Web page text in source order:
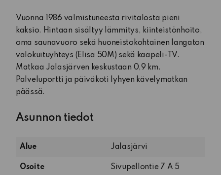
Vuonna 1986 valmistuneesta rivitalosta pieni
kaksio. Hintaan sisältyy lämmitys, kiinteistönhoito,
oma saunavuoro sekä huoneistokohtainen langaton
valokuituyhteys (Elisa 50M) sekä kaapeli-TV.
Matkaa Jalasjärven keskustaan 0,9 km.
Palveluportti ja päiväkoti lyhyen kävelymatkan
päässä.
Asunnon tiedot
Alue Jalasjärvi
Osoite Sivupellontie 7 A 5